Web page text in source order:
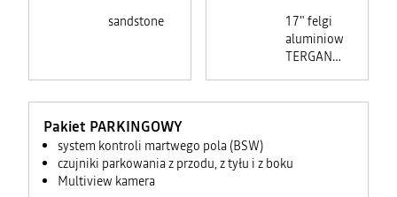
sandstone
17" felgi
aluminiowe
TERGAN
Pakiet PARKINGOWY
system kontroli martwego pola (BSW)
czujniki parkowania z przodu, z tyłu i z boku
Multiview kamera